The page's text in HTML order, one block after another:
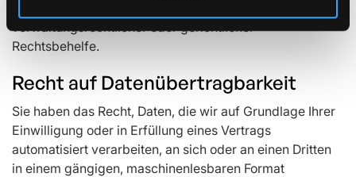
verwaltungsrechtlicher oder gerichtlicher
Rechtsbehelfe.
Recht auf Datenübertragbarkeit
Sie haben das Recht, Daten, die wir auf Grundlage Ihrer
Einwilligung oder in Erfüllung eines Vertrags
automatisiert verarbeiten, an sich oder an einen Dritten
in einem gängigen, maschinenlesbaren Format